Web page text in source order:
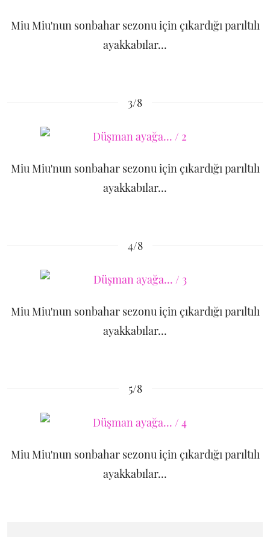
Miu Miu'nun sonbahar sezonu için çıkardığı parıltılı
ayakkabılar...
3/8
Miu Miu'nun sonbahar sezonu için çıkardığı parıltılı
ayakkabılar...
4/8
Miu Miu'nun sonbahar sezonu için çıkardığı parıltılı
ayakkabılar...
5/8
Miu Miu'nun sonbahar sezonu için çıkardığı parıltılı
ayakkabılar...